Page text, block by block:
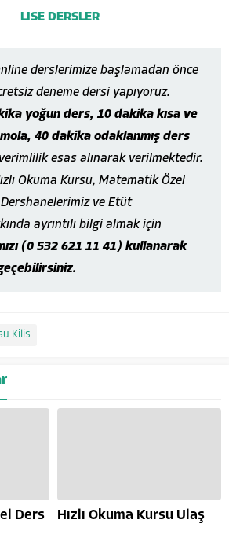
derslerimize başlamadan önce
deneme dersi yapıyoruz.
yoğun ders, 10 dakika kısa ve
40 dakika odaklanmış ders
esas alınarak verilmektedir.
Okuma Kursu, Matematik Özel
Dershanelerimiz ve Etüt
ayrıntılı bilgi almak için
(0 532 621 11 41) kullanarak
Kilis
Ders
Hızlı Okuma Kursu Ulaş